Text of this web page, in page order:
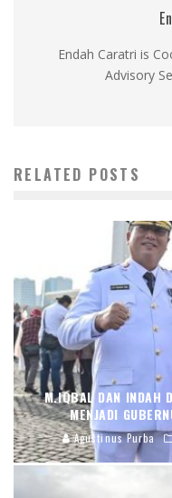
Endah Caratri is
Advisory
RELATED POSTS
M.IQBAL DAN INDAH
MENJADI
Agustinus Purba